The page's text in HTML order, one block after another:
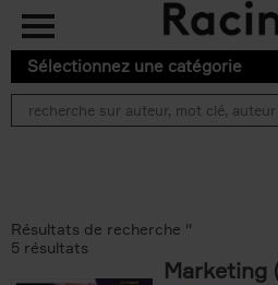
Aller au contenu principal
Sélectionnez une catégorie
Résultats de recherche ''
5 résultats
Marketing